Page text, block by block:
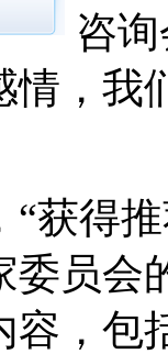
咨
情，我
得推
委员会
容，包